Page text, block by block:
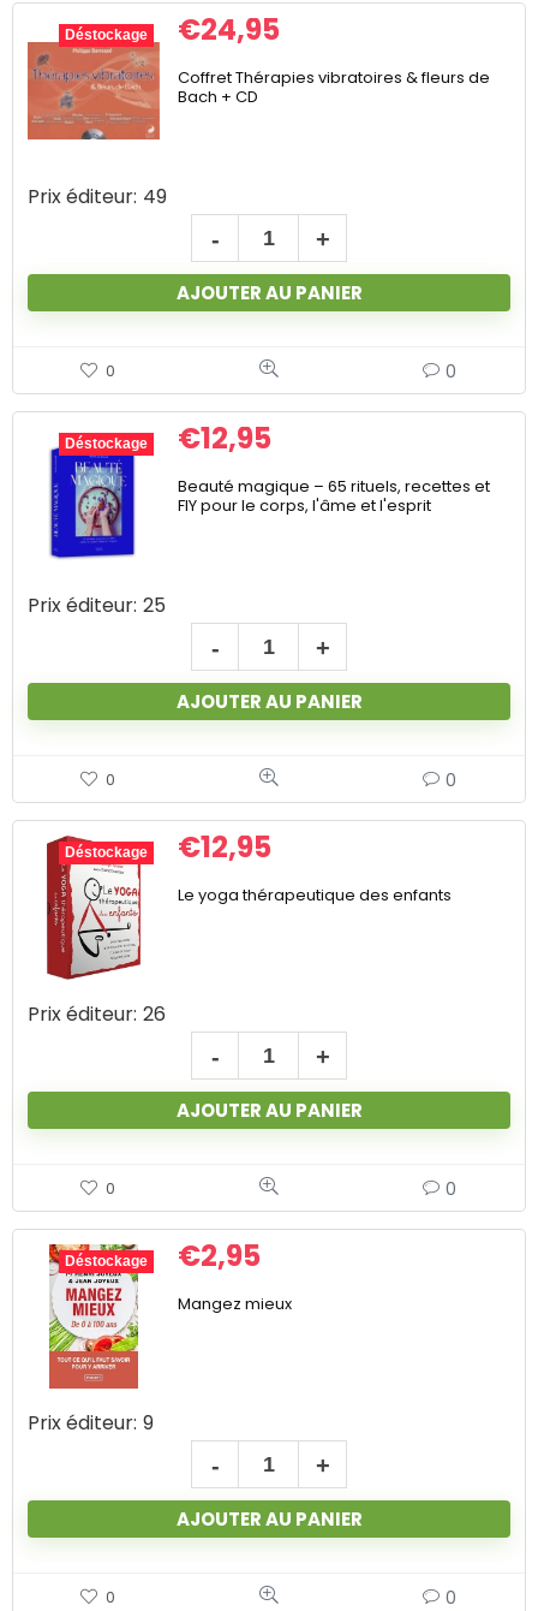
Déstockage €24,95
Coffret Thérapies vibratoires & fleurs de
Bach + CD
Prix éditeur: 49
AJOUTER AU PANIER
0 0
Déstockage €12,95
Beauté magique – 65 rituels, recettes et
FIY pour le corps, l'âme et l'esprit
Prix éditeur: 25
AJOUTER AU PANIER
0 0
Déstockage €12,95
Le yoga thérapeutique des enfants
Prix éditeur: 26
AJOUTER AU PANIER
0 0
Déstockage €2,95
Mangez mieux
Prix éditeur: 9
AJOUTER AU PANIER
0 0